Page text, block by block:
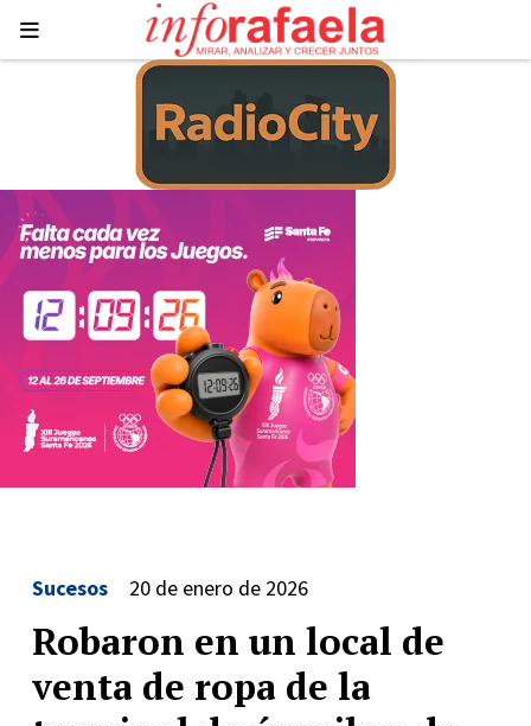
Robaron en un local de
venta de ropa de la
Sucesos 20 de enero de 2026